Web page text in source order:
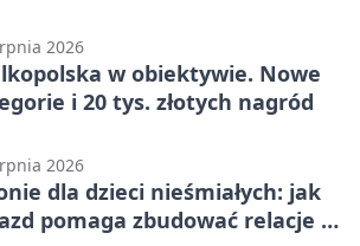
2026
w obiektywie. Nowe
i 20 tys. złotych nagród
2026
dla dzieci nieśmiałych: jak
pomaga zbudować relacje z